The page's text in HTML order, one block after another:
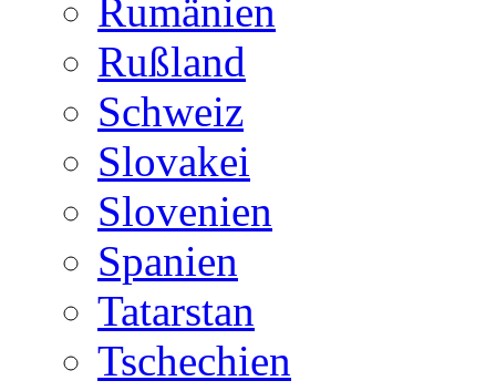
Rumänien
Rußland
Schweiz
Slovakei
Slovenien
Spanien
Tatarstan
Tschechien